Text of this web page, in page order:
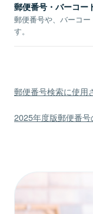
郵便番号・バーコー
郵便番号や、バーコ
す。
郵便番号検索に使用
2025年度版郵便番号